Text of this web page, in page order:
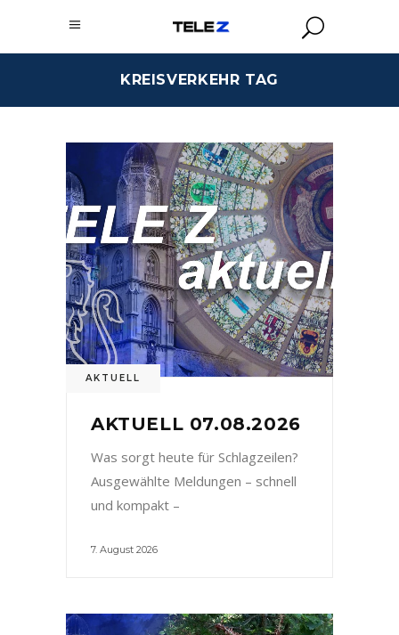
KREISVERKEHR TAG
AKTUELL
AKTUELL 07.08.2026
Was sorgt heute für Schlagzeilen?
Ausgewählte Meldungen – schnell
und kompakt –
7. August 2026